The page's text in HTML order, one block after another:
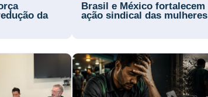
da
Brasil e México fortalecem
ação sindical das mulheres